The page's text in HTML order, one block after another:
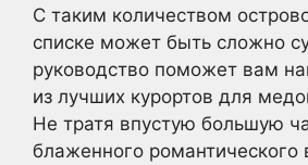
С таким количеством
списке может быть сложно
руководство поможет вам
из лучших курортов для
Не тратя впустую большую
блаженного романтического